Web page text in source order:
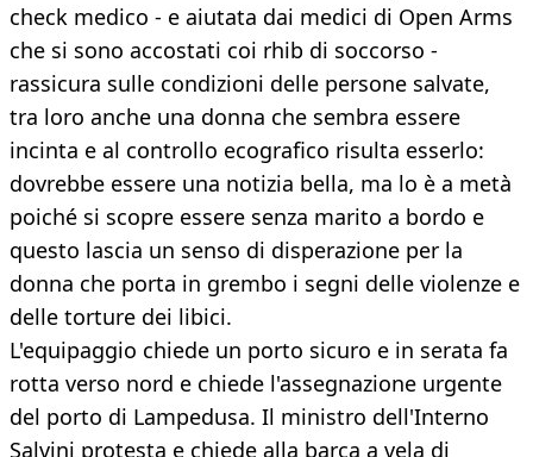
check medico - e aiutata dai medici di Open Arms
che si sono accostati coi rhib di soccorso -
rassicura sulle condizioni delle persone salvate,
tra loro anche una donna che sembra essere
incinta e al controllo ecografico risulta esserlo:
dovrebbe essere una notizia bella, ma lo è a metà
poiché si scopre essere senza marito a bordo e
questo lascia un senso di disperazione per la
donna che porta in grembo i segni delle violenze e
delle torture dei libici.
L'equipaggio chiede un porto sicuro e in serata fa
rotta verso nord e chiede l'assegnazione urgente
del porto di Lampedusa. Il ministro dell'Interno
Salvini protesta e chiede alla barca a vela di